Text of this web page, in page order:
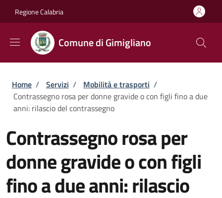
Regione Calabria
Comune di Gimigliano
Briciole di pane
Home / Servizi / Mobilità e trasporti /
Contrassegno rosa per donne gravide o con figli fino a due
anni: rilascio del contrassegno
Contrassegno rosa per
donne gravide o con figli
fino a due anni: rilascio